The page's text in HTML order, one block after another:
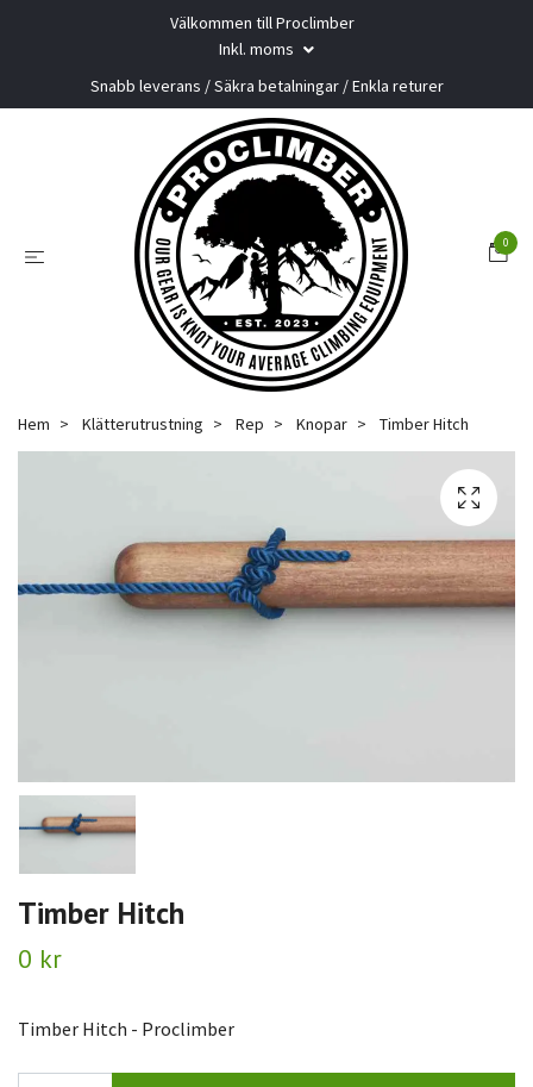
Välkommen till Proclimber
Inkl. moms
Snabb leverans / Säkra betalningar / Enkla returer
0
Hem Klätterutrustning Rep Knopar Timber Hitch
Timber Hitch
0 kr
Timber Hitch - Proclimber